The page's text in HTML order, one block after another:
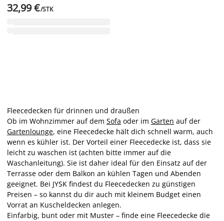
32,99 €/STK
Fleecedecken für drinnen und draußen
Ob im Wohnzimmer auf dem Sofa oder im Garten auf der
Gartenlounge, eine Fleecedecke hält dich schnell warm, auch
wenn es kühler ist. Der Vorteil einer Fleecedecke ist, dass sie
leicht zu waschen ist (achten bitte immer auf die
Waschanleitung). Sie ist daher ideal für den Einsatz auf der
Terrasse oder dem Balkon an kühlen Tagen und Abenden
geeignet. Bei JYSK findest du Fleecedecken zu günstigen
Preisen – so kannst du dir auch mit kleinem Budget einen
Vorrat an Kuscheldecken anlegen.
Einfarbig, bunt oder mit Muster – finde eine Fleecedecke die